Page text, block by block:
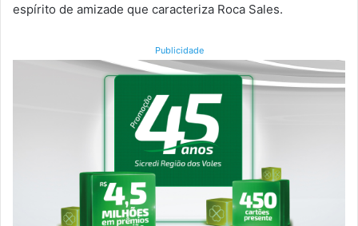
espírito de amizade que caracteriza Roca Sales.
Publicidade